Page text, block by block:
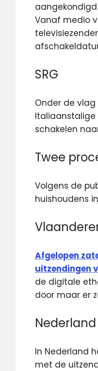
Vanaf medio
SRG
Onder de vlag
Italiaanstalige
schakelen
Twee
Volgens de
huishoudens
Afgelopen
uitzendingen
de digitale
door maar er
Nederland
In Nederland
met de